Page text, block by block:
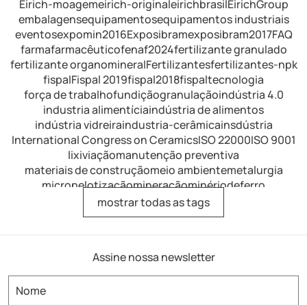
Eirich-moagemeirich-originaleirichbrasilEirichGroup
embalagensequipamentosequipamentos industriais
eventosexpomin2016Exposibramexposibram2017FAQ
farmafarmacêuticofenaf2024fertilizante granulado
fertilizante organomineralFertilizantesfertilizantes-npk
fispalFispal 2019fispal2018fispaltecnologia
força de trabalhofundiçãogranulaçãoindústria 4.0
industria alimentíciaindústria de alimentos
indústria vidreiraindustria-cerâmicainsdústria
International Congress on CeramicsISO 22000ISO 9001
lixiviaçãomanutenção preventiva
materiais de construçãomeio ambientemetalurgia
micropelotizaçãomineraçãominériodeferro
minérios de ferromisturamistura de fertilizantes
mistura intensivamistura-industrialmisturador
misturador para argamassamisturador para fertilizantes
misturador para refratáriosmisturador-eirich
misturador-industrial
mostrar todas as tags
Assine nossa newsletter